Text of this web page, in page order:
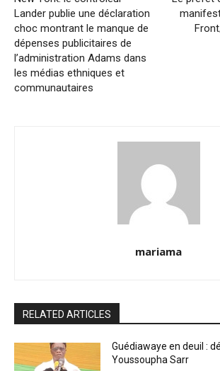
Lander publie une déclaration
choc montrant le manque de
dépenses publicitaires de
l’administration Adams dans
les médias ethniques et
communautaires
mariama
RELATED ARTICLES
Guédiawaye en deuil :
Youssoupha Sarr